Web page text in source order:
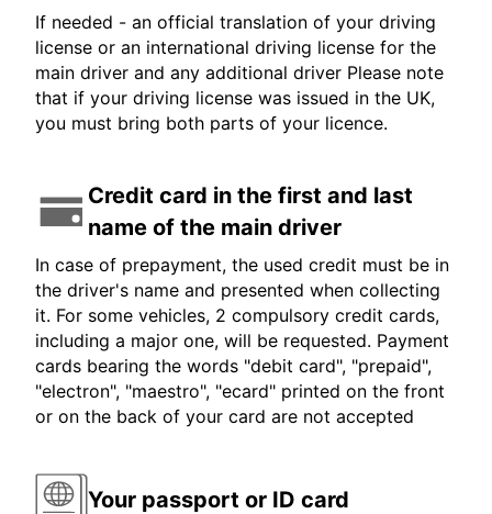
If needed - an official translation of your driving
license or an international driving license for the
main driver and any additional driver Please note
that if your driving license was issued in the UK,
you must bring both parts of your licence.
Credit card in the first and last
name of the main driver
In case of prepayment, the used credit must be in
the driver's name and presented when collecting
it. For some vehicles, 2 compulsory credit cards,
including a major one, will be requested. Payment
cards bearing the words "debit card", "prepaid",
"electron", "maestro", "ecard" printed on the front
or on the back of your card are not accepted
Your passport or ID card